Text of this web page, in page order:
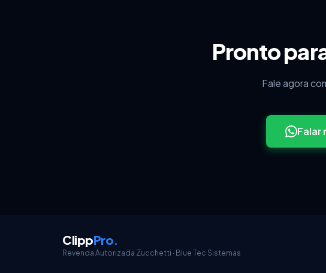
Pronto
Fale agora
Falar
ClippPro.
Revenda Autorizada Zucchetti · Blue Tec Sistemas